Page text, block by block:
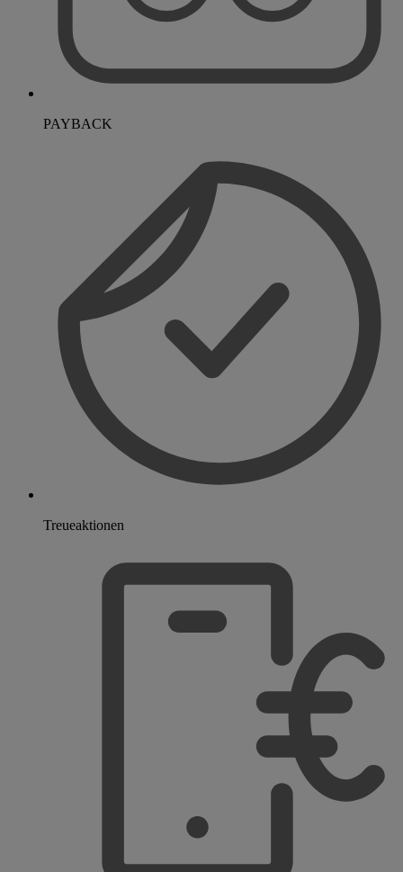
PAYBACK
Treueaktionen